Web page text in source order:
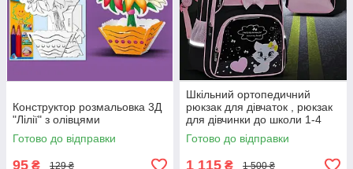
Конструктор розмальовка 3Д
"Лілії" з олівцями
Готово до відправки
95 ₴ 129 ₴
Шкільний ортопедичний
рюкзак для дівчаток , рюкзак
для дівчинки до школи 1-4
клас
Готово до відправки
1 115 ₴ 1 500 ₴